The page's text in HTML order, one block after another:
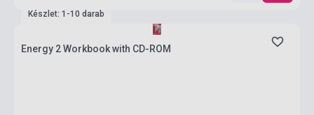
Készlet: 1-10 darab
Energy 2 Workbook with CD-ROM